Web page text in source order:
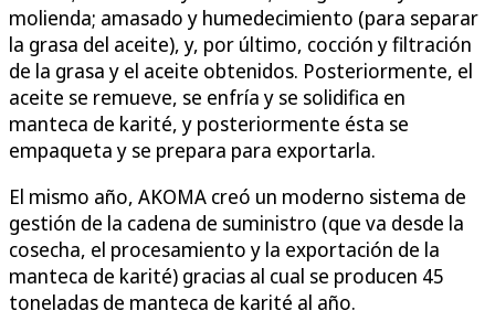
molienda; amasado y humedecimiento (para separar
la grasa del aceite), y, por último, cocción y filtración
de la grasa y el aceite obtenidos. Posteriormente, el
aceite se remueve, se enfría y se solidifica en
manteca de karité, y posteriormente ésta se
empaqueta y se prepara para exportarla.
El mismo año, AKOMA creó un moderno sistema de
gestión de la cadena de suministro (que va desde la
cosecha, el procesamiento y la exportación de la
manteca de karité) gracias al cual se producen 45
toneladas de manteca de karité al año.